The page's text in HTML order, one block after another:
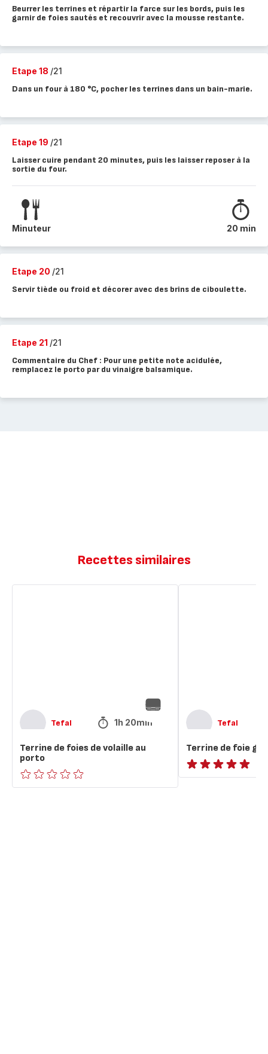
Beurrer les terrines et répartir la farce sur les bords, puis les
garnir de foies sautés et recouvrir avec la mousse restante.
Etape 18 /21
Dans un four à 180 °C, pocher les terrines dans un bain-marie.
Etape 19 /21
Laisser cuire pendant 20 minutes, puis les laisser reposer à la
sortie du four.
Minuteur 20 min
Etape 20 /21
Servir tiède ou froid et décorer avec des brins de ciboulette.
Etape 21 /21
Commentaire du Chef : Pour une petite note acidulée,
remplacez le porto par du vinaigre balsamique.
Recettes similaires
Tefal 1h 20min
Terrine de foies de volaille au
porto
ratings.0
Tefal
Terrine de foie
ratings.NaN